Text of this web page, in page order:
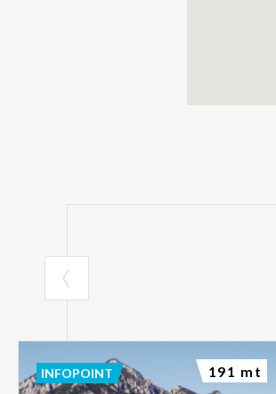
INFOPOINT 191 mt